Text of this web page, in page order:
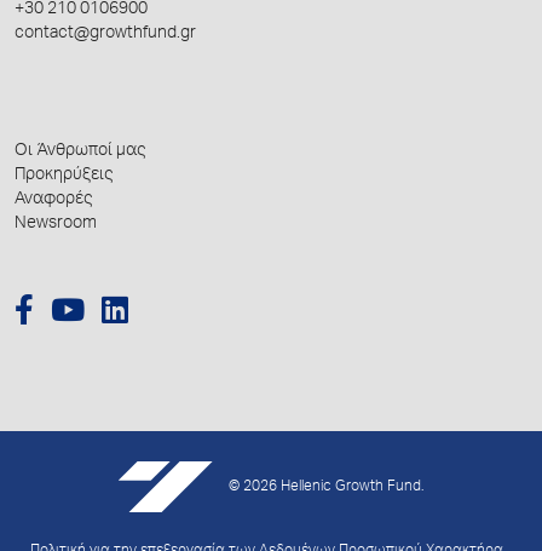
+30 210 0106900
contact@growthfund.gr
Οι Άνθρωποί μας
Προκηρύξεις
Αναφορές
Newsroom
© 2026 Hellenic Growth Fund.